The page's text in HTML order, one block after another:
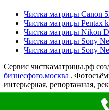
Чистка матрицы Canon
Чистка матрицы Pentax
Чистка матрицы Nikon
Чистка матрицы Sony
Чистка матрицы Sony
Сервис чисткаматрицы.рф
бизнесфото.москва .
интерьерная, репортажная,